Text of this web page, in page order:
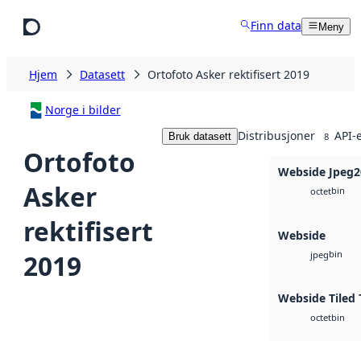
Finn data Meny
Hjem Datasett Ortofoto Asker rektifisert 2019
Norge i bilder
Ortofoto
Asker
rektifisert
2019
Bruk datasett Distribusjoner 8 API-
Webside
octetbin
Webside
jpegbin
Webside Tiled
octetbin